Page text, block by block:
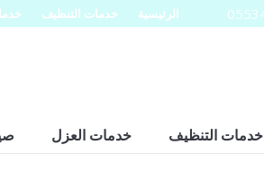
الرئيسية خدمات التنظيف
خدمات التنظيف خدمات العزل